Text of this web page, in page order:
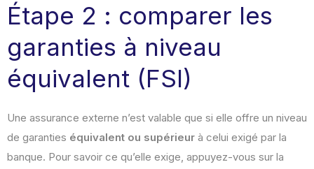
Étape 2 : comparer les
garanties à niveau
équivalent (FSI)
Une assurance externe n’est valable que si elle offre un niveau
de garanties équivalent ou supérieur à celui exigé par la
banque. Pour savoir ce qu’elle exige, appuyez-vous sur la